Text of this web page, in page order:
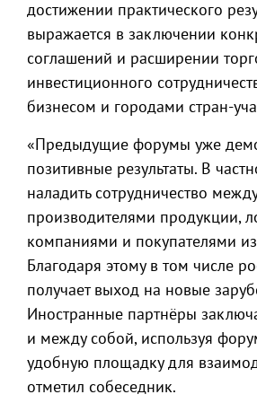
достижении практического
выражается в заключении
соглашений и расширении
инвестиционного
бизнесом и городами стран-
«Предыдущие форумы уже
позитивные результаты. В
наладить сотрудничество
производителями продукции,
компаниями и покупателями
Благодаря этому в том числе
получает выход на новые
Иностранные партнёры
и между собой, используя
удобную площадку для
отметил собеседник.